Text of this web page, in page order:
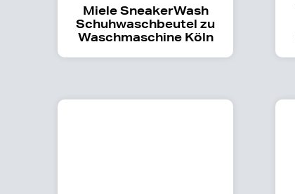
Miele SneakerWash
Schuhwaschbeutel zu
Waschmaschine Köln